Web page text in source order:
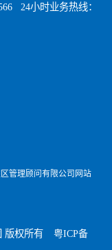
24小时业务热线：
管理顾问有限公司网站
版权所有
粤ICP备